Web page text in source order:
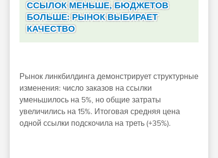
ССЫЛОК МЕНЬШЕ, БЮДЖЕТОВ
БОЛЬШЕ: РЫНОК ВЫБИРАЕТ
КАЧЕСТВО
Рынок линкбилдинга демонстрирует структурные
изменения: число заказов на ссылки
уменьшилось на 5%, но общие затраты
увеличились на 15%. Итоговая средняя цена
одной ссылки подскочила на треть (+35%).